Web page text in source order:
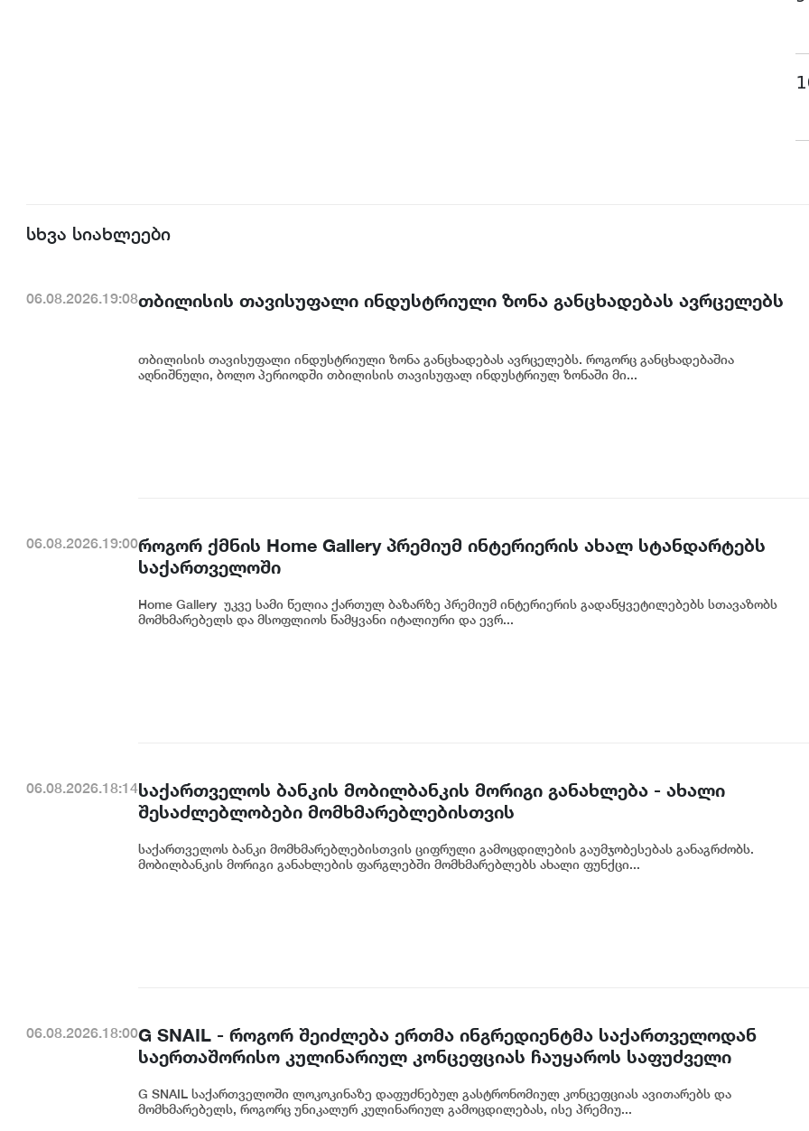
სხვა სიახლეები
06.08.2026.19:08თბილისის თავისუფალი ინდუსტრიული ზონა განცხადებას ავრცელებს
თბილისის თავისუფალი ინდუსტრიული ზონა განცხადებას ავრცელებს. როგორც განცხადებაშია
აღნიშნული, ბოლო პერიოდში თბილისის თავისუფალ ინდუსტრიულ ზონაში მი...
06.08.2026.19:00როგორ ქმნის Home Gallery პრემიუმ ინტერიერის ახალ სტანდარტებს
საქართველოში
Home Gallery უკვე სამი წელია ქართულ ბაზარზე პრემიუმ ინტერიერის გადაწყვეტილებებს სთავაზობს
მომხმარებელს და მსოფლიოს წამყვანი იტალიური და ევრ...
06.08.2026.18:14საქართველოს ბანკის მობილბანკის მორიგი განახლება - ახალი
შესაძლებლობები მომხმარებლებისთვის
საქართველოს ბანკი მომხმარებლებისთვის ციფრული გამოცდილების გაუმჯობესებას განაგრძობს.
მობილბანკის მორიგი განახლების ფარგლებში მომხმარებლებს ახალი ფუნქცი...
06.08.2026.18:00G SNAIL - როგორ შეიძლება ერთმა ინგრედიენტმა საქართველოდან
საერთაშორისო კულინარიულ კონცეფციას ჩაუყაროს საფუძველი
G SNAIL საქართველოში ლოკოკინაზე დაფუძნებულ გასტრონომიულ კონცეფციას ავითარებს და
მომხმარებელს, როგორც უნიკალურ კულინარიულ გამოცდილებას, ისე პრემიუ...